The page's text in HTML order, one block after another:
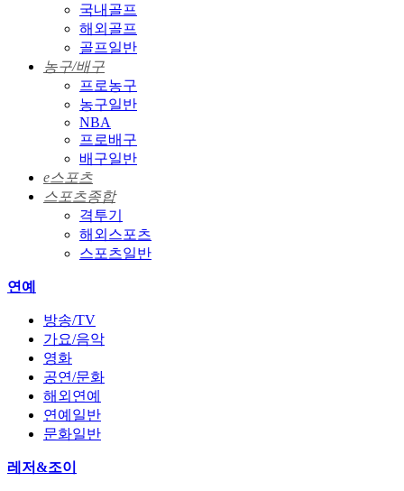
국내골프
해외골프
골프일반
농구/배구
프로농구
농구일반
NBA
프로배구
배구일반
e스포츠
스포츠종합
격투기
해외스포츠
스포츠일반
연예
방송/TV
가요/음악
영화
공연/문화
해외연예
연예일반
문화일반
레저&조이